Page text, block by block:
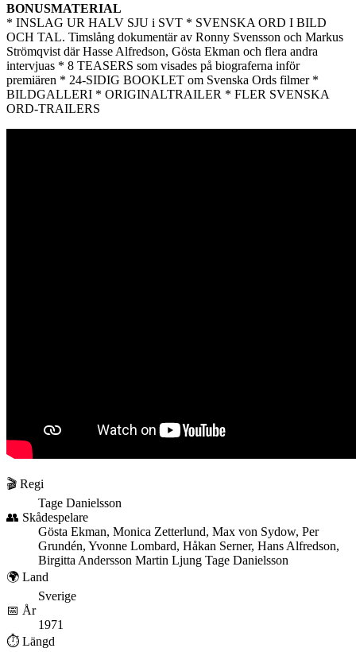
BONUSMATERIAL
* INSLAG UR HALV SJU i SVT * SVENSKA ORD I BILD
OCH TAL. Timslång dokumentär av Ronny Svensson och Markus
Strömqvist där Hasse Alfredson, Gösta Ekman och flera andra
intervjuas * 8 TEASERS som visades på biograferna inför
premiären * 24-SIDIG BOOKLET om Svenska Ords filmer *
BILDGALLERI * ORIGINALTRAILER * FLER SVENSKA
ORD-TRAILERS
🎬 Regi
Tage Danielsson
👥 Skådespelare
Gösta Ekman, Monica Zetterlund, Max von Sydow, Per
Grundén, Yvonne Lombard, Håkan Serner, Hans Alfredson,
Birgitta Andersson Martin Ljung Tage Danielsson
🌍 Land
Sverige
📅 År
1971
⏱️ Längd